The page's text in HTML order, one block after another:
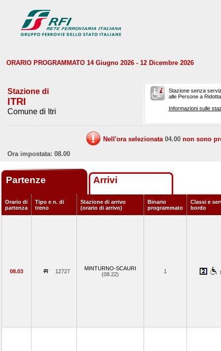
ORARIO PROGRAMMATO 14 Giugno 2026 - 12 Dicembre 2026
Stazione di
ITRI
Comune di Itri
Stazione senza
alle Persone a
Informazioni sulle
Nell'ora selezionata 04.00 non sono
Ora impostata: 08.00
Partenze Arrivi
Orario di
partenza
Tipo e n. di
treno
Stazione di arrivo
(orario di arrivo)
Binario
programmato
Classi e
bordo
08.03 12727
MINTURNO-SCAURI
(08.22)
1